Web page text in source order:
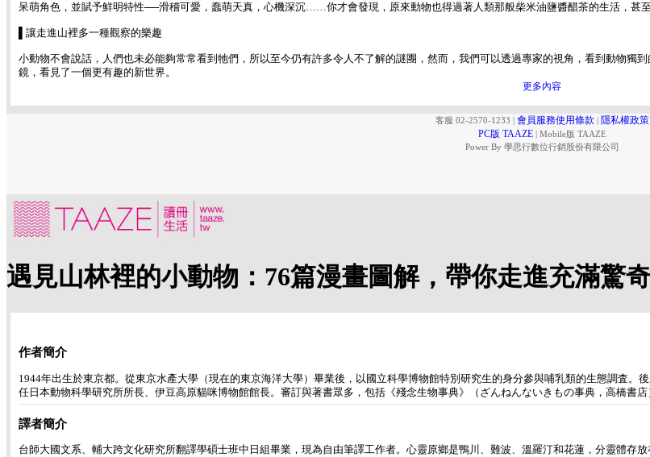
呆萌角色，並賦予鮮明特性──滑稽可愛，蠢萌天真，心機深沉……你才會發現，原來動物也得過著人類那般柴米油鹽醬醋茶的生活，甚
▌讓走進山裡多一種觀察的樂趣
小動物不會說話，人們也未必能夠常常看到牠們，所以至今仍有許多令人不了解的謎團，然而，我們可以透過專家的視角，看到動物獨
鏡，看見了一個更有趣的新世界。
更多內容
客服 02-2570-1233 | 會員服務使用條款 | 隱私權政策
PC版 TAAZE | Mobile版 TAAZE
Power By 學思行數位行銷股份有限公司
遇見山林裡的小動物：76篇漫畫圖解，帶你走進充滿驚
作者簡介
1944年出生於東京都。從東京水產大學（現在的東京海洋大學）畢業後，以國立科學博物館特別研究生的身分參與哺乳類的生態調査
任日本動物科學研究所所長、伊豆高原貓咪博物館館長。審訂與著書眾多，包括《殘念生物事典》（ざんねんないきもの事典，高橋書店
譯者簡介
台師大國文系、輔大跨文化研究所翻譯學碩士班中日組畢業，現為自由筆譯工作者。心靈原鄉是鴨川、難波、溫羅汀和花蓮，分靈體存